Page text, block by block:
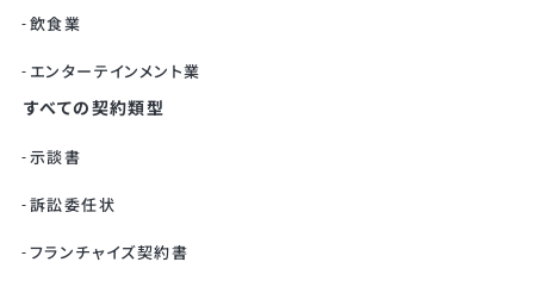
飲食業
エンターテインメント業
すべての契約類型
示談書
訴訟委任状
フランチャイズ契約書